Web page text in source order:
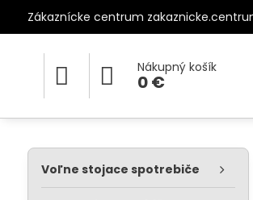
Zákaznícke centrum
Nákupný košík
0 €
Voľne stojace spotrebiče